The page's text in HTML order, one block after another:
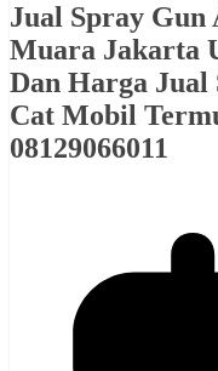
Jual Spray Gun
Muara Jakarta
Dan Harga
Cat Mobil
08129066011